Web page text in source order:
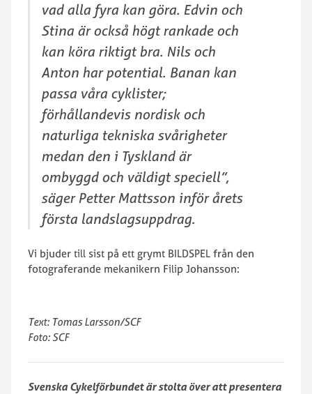
vad alla fyra kan göra. Edvin och
Stina är också högt rankade och
kan köra riktigt bra. Nils och
Anton har potential. Banan kan
passa våra cyklister;
förhållandevis nordisk och
naturliga tekniska svårigheter
medan den i Tyskland är
ombyggd och väldigt speciell”,
säger Petter Mattsson inför årets
första landslagsuppdrag.
Vi bjuder till sist på ett grymt BILDSPEL från den
fotograferande mekanikern Filip Johansson:
Text: Tomas Larsson/SCF
Foto: SCF
Svenska Cykelförbundet är stolta över att presentera